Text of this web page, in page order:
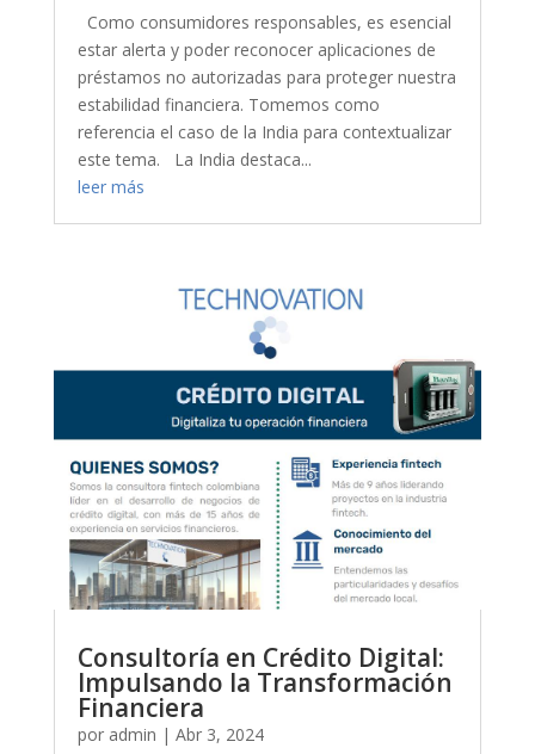
Como consumidores responsables, es esencial
estar alerta y poder reconocer aplicaciones de
préstamos no autorizadas para proteger nuestra
estabilidad financiera. Tomemos como
referencia el caso de la India para contextualizar
este tema. La India destaca...
leer más
Consultoría en Crédito Digital:
Impulsando la Transformación
Financiera
por admin | Abr 3, 2024